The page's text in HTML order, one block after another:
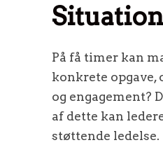
På få timer kan
konkrete opgave,
og engagement?
af dette kan
støttende ledelse.